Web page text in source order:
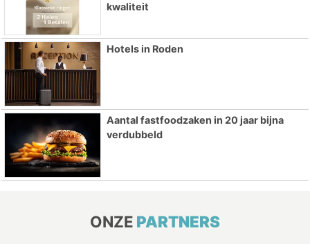
kwaliteit
Hotels in Roden
Aantal fastfoodzaken in 20 jaar bijna
verdubbeld
ONZE PARTNERS